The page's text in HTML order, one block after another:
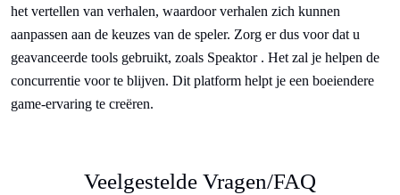
het vertellen van verhalen, waardoor verhalen zich kunnen
aanpassen aan de keuzes van de speler. Zorg er dus voor dat u
geavanceerde tools gebruikt, zoals Speaktor . Het zal je helpen de
concurrentie voor te blijven. Dit platform helpt je een boeiendere
game-ervaring te creëren.
Veelgestelde Vragen/FAQ